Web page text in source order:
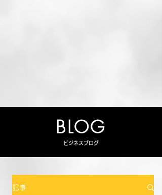
BLOG
ビジネスブログ
記事